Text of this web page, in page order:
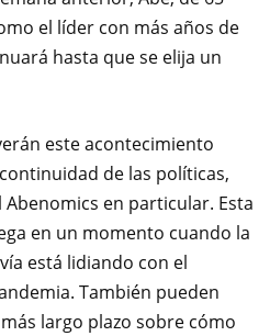
el líder con más años de
hasta que se elija un
este acontecimiento
de las políticas,
en particular. Esta
en un momento cuando la
está lidiando con el
También pueden
largo plazo sobre cómo